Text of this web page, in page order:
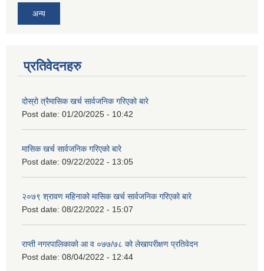
अन्य
प्रतिवेदनहरु
दोस्रो त्रैमासिक खर्च सार्वजनिक गरिएको बारे
Post date: 01/20/2025 - 10:42
मासिक खर्च सार्वजनिक गरिएको बारे
Post date: 09/22/2022 - 13:05
२०७९ श्रावण महिनाको मासिक खर्च सार्वजनिक गरिएको बारे
Post date: 08/22/2022 - 15:07
राप्ती नगरपालिकाको आ व ०७७/७८ को लेखापरीक्षण प्रतिवेदन
Post date: 08/04/2022 - 12:44